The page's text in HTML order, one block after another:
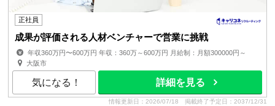
正社員
成果が評価される人材ベンチャーで営業に挑戦
年収360万円〜600万円 年収：360万～600万円 月給制：月額300000円～
賞与：年2回※業績連動型（設立以来5期連続で支給） 昇給...
大阪市
気になる！ 詳細を見る
情報更新日：2026/07/18 掲載終了予定日：2037/12/31